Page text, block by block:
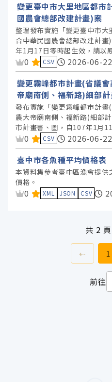
變更臺中市大里地區都市
國農會總部改建計畫)案
整理發布實施「變更臺中市
合中華民國農會總部改建計
年1月17日零時起生效，請以
資料集評分：
0 CSV
2026-06-
變更霧峰都市計畫(省議
帝廟南側、福新路)細部
發布實施「變更霧峰都市計
農大帝廟南側、福新路)細部
市計畫書、圖，自107年1月
資料集評分：
0 CSV
2026-06-
臺中市各魚種平均價格表
本資料集參考臺中區漁會提
價格。
資料集評分：
0 XML JSON CSV
共 2 頁
⇠ 上一頁1
前往